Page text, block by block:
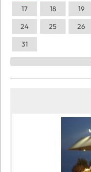
17
18 19
24
25 26
31